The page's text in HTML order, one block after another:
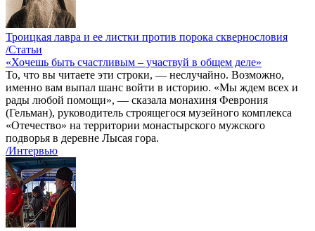
Троицкая лавра и ее листки против порока сквернословия
/Статьи
«Хочешь быть счастливым – участвуй в общем деле»
То, что вы читаете эти строки, — неслучайно. Возможно,
именно вам выпал шанс войти в историю. «Мы ждем всех и
рады любой помощи», — сказала монахиня Феврония
(Гельман), руководитель строящегося музейного комплекса
«Отечество» на территории монастырского мужского
подворья в деревне Лысая гора.
/Интервью